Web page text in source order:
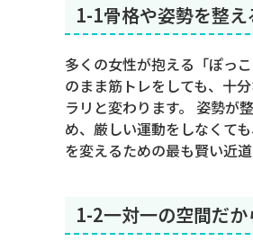
1-1骨格や姿勢を整
多くの女性が抱える「ぽっ
のまま筋トレをしても、十
ラリと変わります。 姿勢が
め、厳しい運動をしなくて
を変えるための最も賢い近道
1-2一対一の空間だ